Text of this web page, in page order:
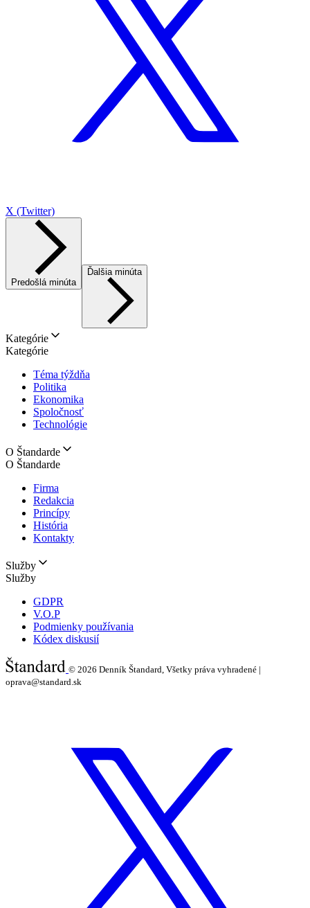
X (Twitter)
Predošlá minúta
Ďalšia minúta
Kategórie
Kategórie
Téma týždňa
Politika
Ekonomika
Spoločnosť
Technológie
O Štandarde
O Štandarde
Firma
Redakcia
Princípy
História
Kontakty
Služby
Služby
GDPR
V.O.P
Podmienky používania
Kódex diskusií
© 2026 Denník Štandard, Všetky práva vyhradené |
oprava@standard.sk